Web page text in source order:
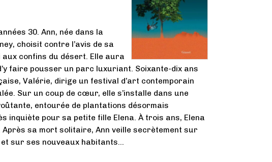
30. Ann, née dans la
choisit contre l’avis de sa
confins du désert. Elle aura
faire pousser un parc luxuriant. Soixante-dix ans
Valérie, dirige un festival d’art contemporain
Sur un coup de cœur, elle s’installe dans une
entourée de plantations désormais
inquiète pour sa petite fille Elena. À trois ans, Elena
Après sa mort solitaire, Ann veille secrètement sur
sur ses nouveaux habitants…